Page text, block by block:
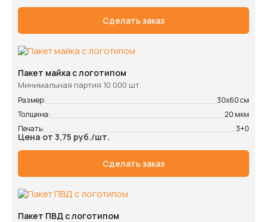
Сделать заказ
Пакет майка с логотипом
Минимальная партия 10 000 шт.
Размер:
30х60 см
Толщина:
20 мкм
Печать:
3+0
Цена от 3,75 руб./шт.
Сделать заказ
Пакет ПВД с логотипом